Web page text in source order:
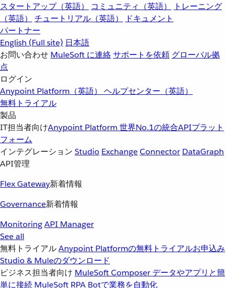
スタートアップ（英語）
コミュニティ（英語）
トレーニング
（英語）
チュートリアル（英語）
ドキュメント
パートナー
English (Full site) 日本語
お問い合わせ MuleSoft に連絡サポートを依頼 グローバル拠
点
ログイン
Anypoint Platform（英語） ヘルプセンター（英語）
無料トライアル
製品
IT担当者向けAnypoint Platform 世界No.1の統合APIプラット
フォーム
インテグレーション Studio ExchangeConnector DataGraph
API管理
Flex Gateway新着情報
Governance新着情報
MonitoringAPI Manager
See all
無料トライアルAnypoint Platformの無料トライアルお申込み
Studio & Muleのダウンロード
ビジネス担当者向け MuleSoft Composer データやアプリと簡
単に接続 MuleSoft RPA Botで業務を自動化